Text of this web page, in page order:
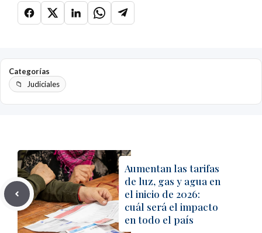
Categorías
Judiciales
Aumentan las tarifas
de luz, gas y agua en
el inicio de 2026:
cuál será el impacto
en todo el país